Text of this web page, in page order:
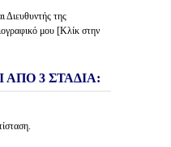
Διευθυντής της
μου [Κλίκ στην
ΑΠΟ 3 ΣΤΑΔΙΑ: